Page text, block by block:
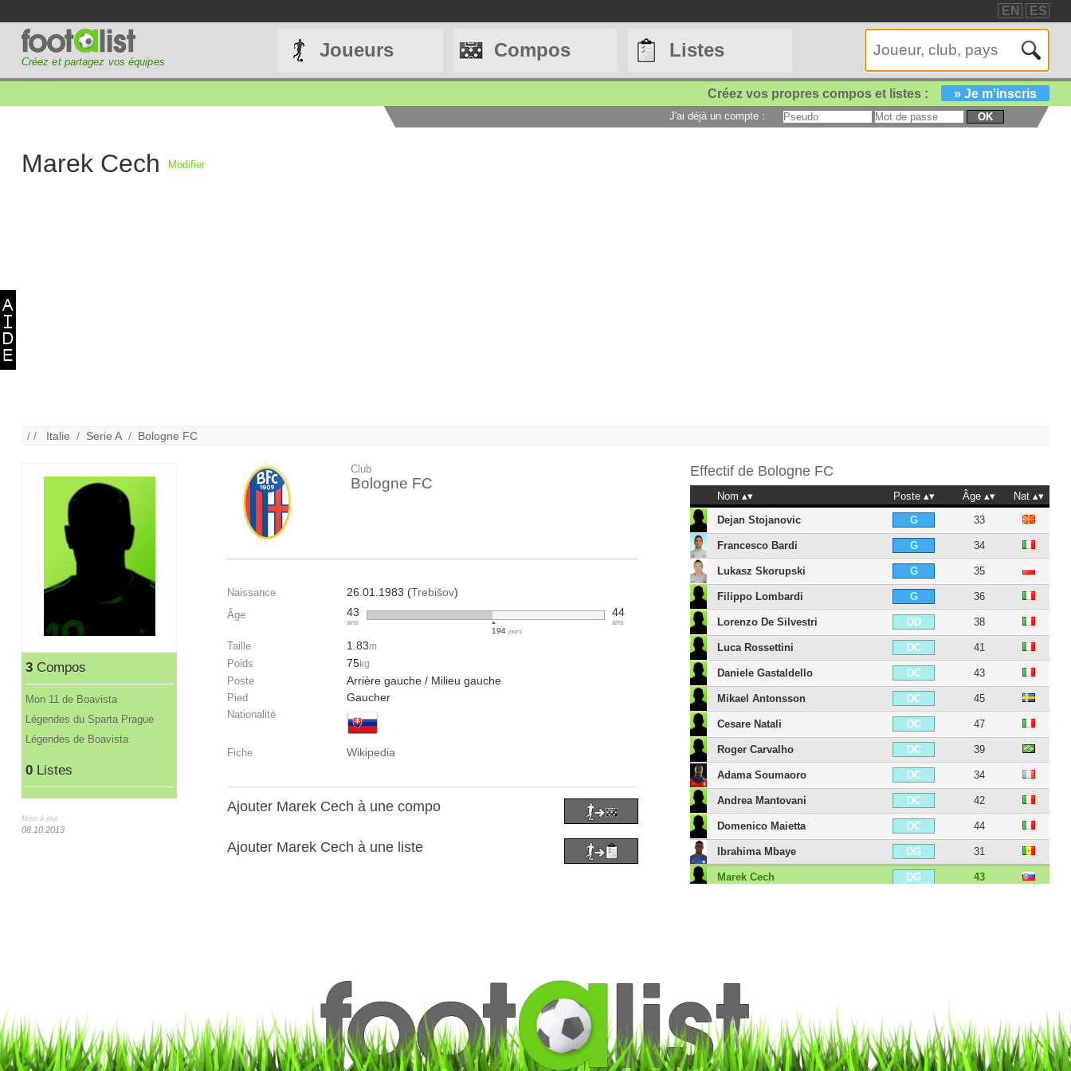
EN ES
Créez et partagez vos équipes
Joueurs Compos Listes
Créez vos propres compos et listes : » Je m'inscris
J'ai déjà un compte : OK
Marek Cech Modifier
/ / Italie / Serie A / Bologne FC
3Compos
Mon 11 de Boavista
Légendes du Sparta Prague
Légendes de Boavista
0Listes
Mise à jour :
08.10.2013
Club
Bologne FC
Naissance 26.01.1983 (Trebišov)
Âge 43
ans
194jours
44
ans
Taille 1.83m
Poids 75kg
Poste Arrière gauche / Milieu gauche
Pied Gaucher
Nationalité
Fiche Wikipedia
Ajouter Marek Cech à une compo
Ajouter Marek Cech à une liste
Effectif de Bologne FC
Nom Poste Âge
Nat
Dejan Stojanovic
G 33
Francesco Bardi G 34
Lukasz Skorupski G 35
Filippo Lombardi G 36
Lorenzo De Silvestri DD 38
Luca Rossettini DC 41
Daniele Gastaldello DC 43
Mikael Antonsson DC 45
Cesare Natali DC 47
Roger Carvalho DC 39
Adama Soumaoro DC 34
Andrea Mantovani DC 42
Domenico Maietta DC 44
Ibrahima Mbaye DG 31
Marek Cech DG 43
Godfred Donsah
Kévin Constant MC 39
Roberto Soriano MC 35